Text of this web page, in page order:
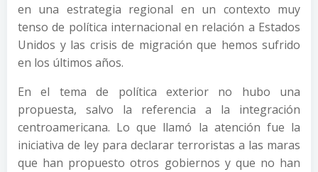
en una estrategia regional en un contexto muy
tenso de política internacional en relación a Estados
Unidos y las crisis de migración que hemos sufrido
en los últimos años.
En el tema de política exterior no hubo una
propuesta, salvo la referencia a la integración
centroamericana. Lo que llamó la atención fue la
iniciativa de ley para declarar terroristas a las maras
que han propuesto otros gobiernos y que no han